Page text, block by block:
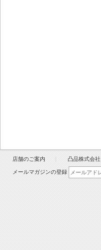
店舗のご案内 凸品株式会社
メールマガジンの登録